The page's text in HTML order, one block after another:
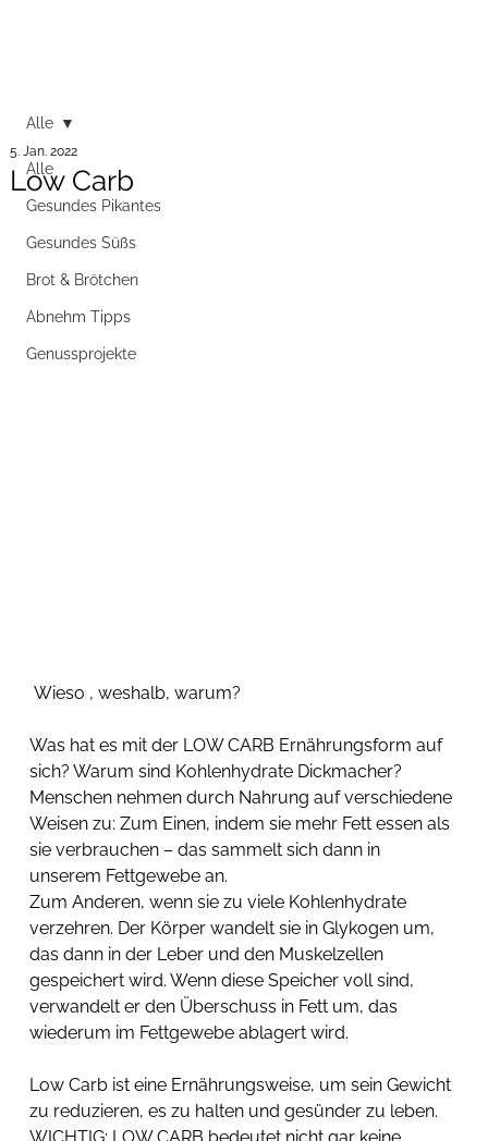
Alle
Gesundes Pikantes
Gesundes Süßs
Brot & Brötchen
Abnehm Tipps
Genussprojekte
Alle
Low Carb
5. Jan. 2022
Wieso , weshalb, warum?
Was hat es mit der LOW CARB Ernährungsform auf
sich? Warum sind Kohlenhydrate Dickmacher?
Menschen nehmen durch Nahrung auf verschiedene
Weisen zu: Zum Einen, indem sie mehr Fett essen als
sie verbrauchen – das sammelt sich dann in
unserem Fettgewebe an.
Zum Anderen, wenn sie zu viele Kohlenhydrate
verzehren. Der Körper wandelt sie in Glykogen um,
das dann in der Leber und den Muskelzellen
gespeichert wird. Wenn diese Speicher voll sind,
verwandelt er den Überschuss in Fett um, das
wiederum im Fettgewebe ablagert wird.
Low Carb ist eine Ernährungsweise, um sein Gewicht
zu reduzieren, es zu halten und gesünder zu leben.